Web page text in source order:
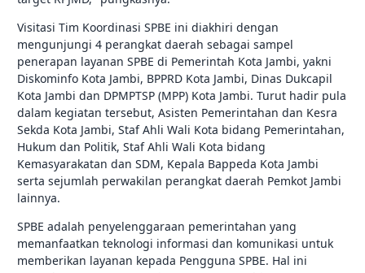
Visitasi Tim Koordinasi SPBE ini diakhiri dengan
mengunjungi 4 perangkat daerah sebagai sampel
penerapan layanan SPBE di Pemerintah Kota Jambi, yakni
Diskominfo Kota Jambi, BPPRD Kota Jambi, Dinas Dukcapil
Kota Jambi dan DPMPTSP (MPP) Kota Jambi. Turut hadir pula
dalam kegiatan tersebut, Asisten Pemerintahan dan Kesra
Sekda Kota Jambi, Staf Ahli Wali Kota bidang Pemerintahan,
Hukum dan Politik, Staf Ahli Wali Kota bidang
Kemasyarakatan dan SDM, Kepala Bappeda Kota Jambi
serta sejumlah perwakilan perangkat daerah Pemkot Jambi
lainnya.
SPBE adalah penyelenggaraan pemerintahan yang
memanfaatkan teknologi informasi dan komunikasi untuk
memberikan layanan kepada Pengguna SPBE. Hal ini